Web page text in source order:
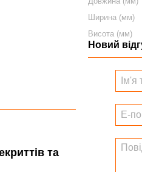
та
Ширина (мм)
Висота (мм)
Новий